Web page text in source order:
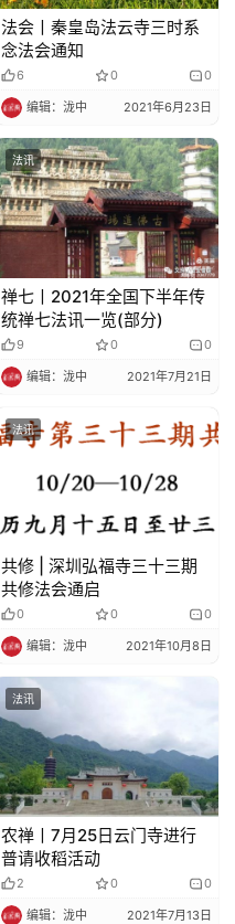
法会丨秦皇岛法云寺三时系
念法会通知
6 0 0
编辑：泷中 2021年6月23日
法讯
禅七丨2021年全国下半年传
统禅七法讯一览(部分)
9 0 0
编辑：泷中 2021年7月21日
法讯
共修 | 深圳弘福寺三十三期
共修法会通启
0 0 0
编辑：泷中 2021年10月8日
法讯
农禅丨7月25日云门寺进行
普请收稻活动
2 0 0
编辑：泷中 2021年7月13日